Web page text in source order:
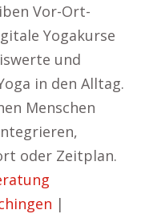
Vor-Ort-
Yogakurse
und
in den Alltag.
Menschen
oder Zeitplan.
|